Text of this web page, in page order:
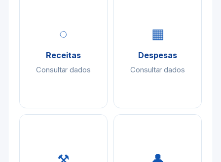
◌
Receitas
Consultar dados
▦
Despesas
Consultar dados